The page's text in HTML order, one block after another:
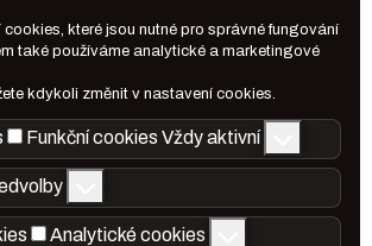
cookies, které jsou nutné pro správné fungování
také používáme analytické a marketingové
kdykoli změnit v nastavení cookies.
Funkční cookies Vždy aktivní
Analytické cookies